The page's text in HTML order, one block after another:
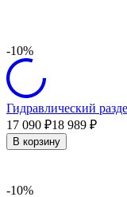
-10%
Гидравлический
17 090 ₽18 989 ₽
В корзину
-10%